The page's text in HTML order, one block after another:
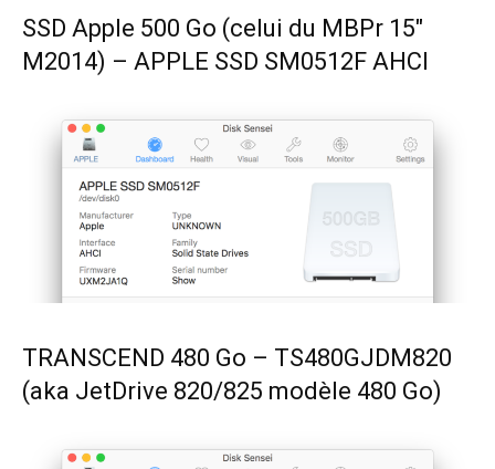
SSD Apple 500 Go (celui du MBPr 15″
M2014) – APPLE SSD SM0512F AHCI
TRANSCEND 480 Go – TS480GJDM820
(aka JetDrive 820/825 modèle 480 Go)